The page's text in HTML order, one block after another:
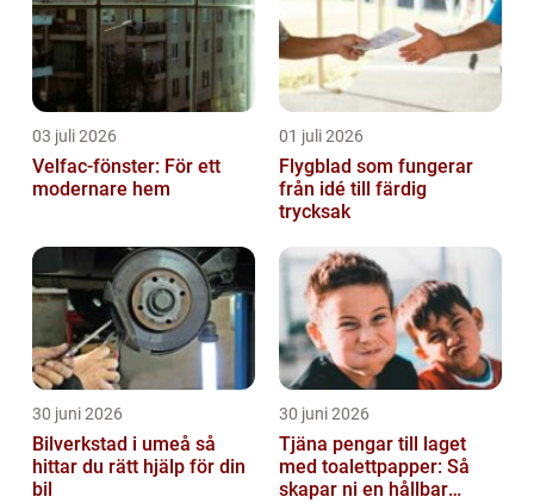
03 juli 2026
Velfac-fönster: För ett
modernare hem
01 juli 2026
Flygblad som fungerar
från idé till färdig
trycksak
30 juni 2026
Bilverkstad i umeå så
hittar du rätt hjälp för din
bil
30 juni 2026
Tjäna pengar till laget
med toalettpapper: Så
skapar ni en hållbar